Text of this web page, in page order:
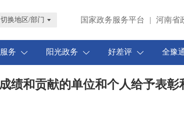
切换地区/部门 国家政务服务平台 | 河南省
务 阳光政务 好差评 全豫
绩和贡献的单位和个人给予表彰